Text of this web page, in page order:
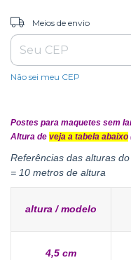
Entregas para o CEP:
Meios de envio
Não sei meu CEP
Postes para maquetes sem
Altura de veja a tabela abaixo
Referências das alturas
= 10 metros de altura
altura / modelo
4,5 cm